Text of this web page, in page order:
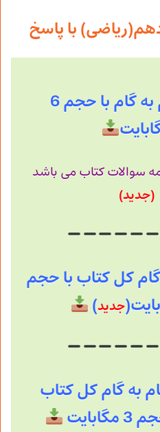
با پاسخ
دانلود گام به گام با حجم 6
سوالات کتاب می باشد
(جدید)
گام کل کتاب با حجم
جدید)
به گام کل کتاب